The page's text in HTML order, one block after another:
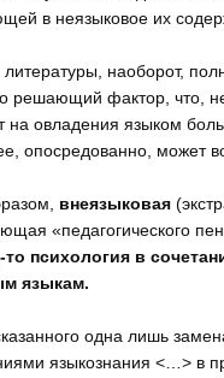
в неязыковое их
наоборот,
решающий фактор, что,
на овладения языком
опосредованно, может
внеязыковая
«педагогического
то психология в
языкам.
одна лишь
языкознания <…> в